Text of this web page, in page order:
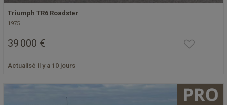
Triumph TR6 Roadster
1975
39 000 €
Actualisé il y a 10 jours